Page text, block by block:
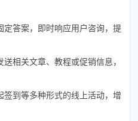
定答案，即时响应用户咨询，提
相关文章、教程或促销信息，
签到等多种形式的线上活动，增